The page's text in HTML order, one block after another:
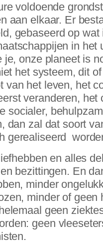
voldoende
aan elkaar. Er
gebaseerd op
in het
je, onze planeet is
het systeem, dit
van het leven, het
veranderen, het
socialer,
dan zal dat soort
gerealiseerd
en alles
bezittingen. En
minder
minder of geen
geen
geen